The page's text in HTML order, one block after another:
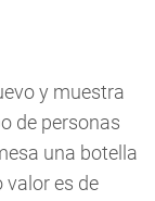
y muestra
de personas
una botella
valor es de